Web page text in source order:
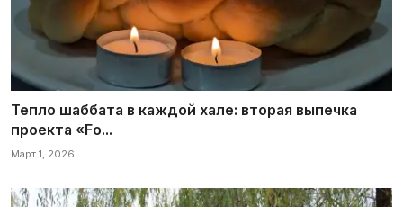
Тепло шаббата в каждой хале: вторая выпечка
проекта «Fo...
Март 1, 2026